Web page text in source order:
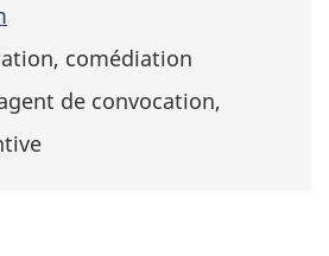
comédiation
de convocation,